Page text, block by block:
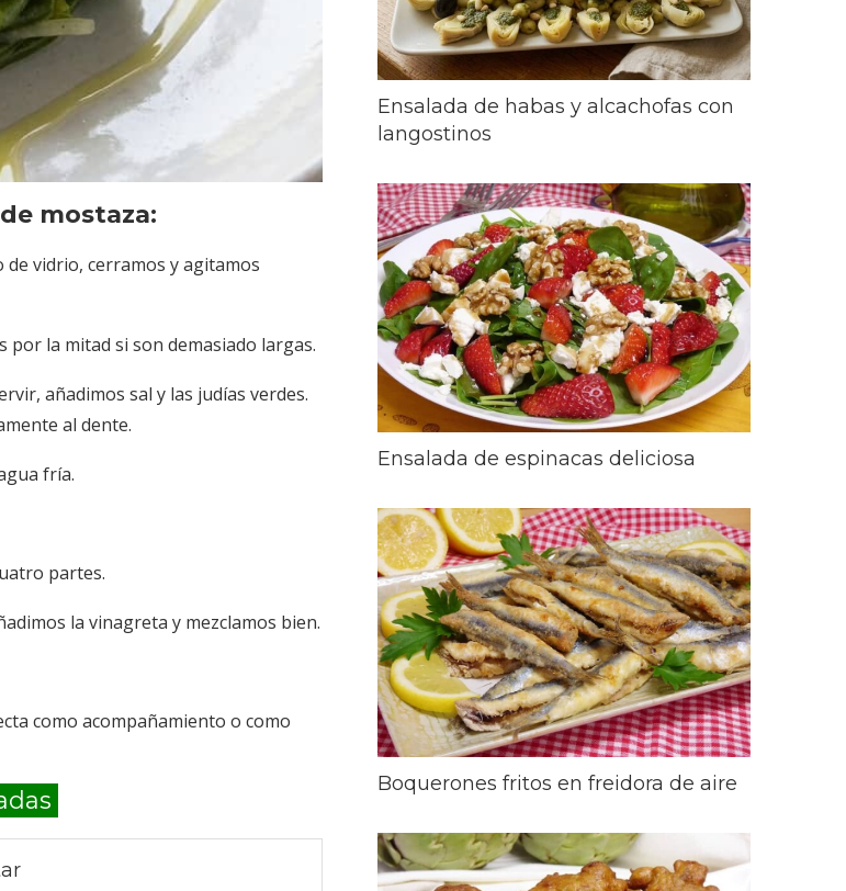
mostaza:
vidrio, cerramos y agitamos
por la mitad si son demasiado largas.
añadimos sal y las judías verdes.
al dente.
fría.
partes.
la vinagreta y mezclamos bien.
como acompañamiento o como
Ensalada de habas y alcachofas con
langostinos
Ensalada de espinacas deliciosa
Boquerones fritos en freidora de aire